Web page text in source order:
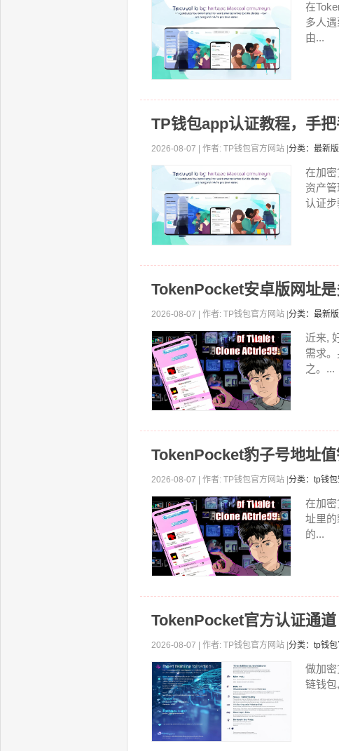
在
多人
由...
TP钱包app认证教程，手
2026-08-07 | 作者: TP钱包官方网站 | 分类：最新
在加
资产
认证步
TokenPocket安卓版网址
2026-08-07 | 作者: TP钱包官方网站 | 分类：最新
近来,
需求
之。...
TokenPocket豹子号地址
2026-08-07 | 作者: TP钱包官方网站 | 分类：tp钱
在加
址里
的...
TokenPocket官方认证通
2026-08-07 | 作者: TP钱包官方网站 | 分类：tp钱
做加
链钱